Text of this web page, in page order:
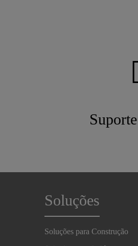
Soluções
Soluções para Construção